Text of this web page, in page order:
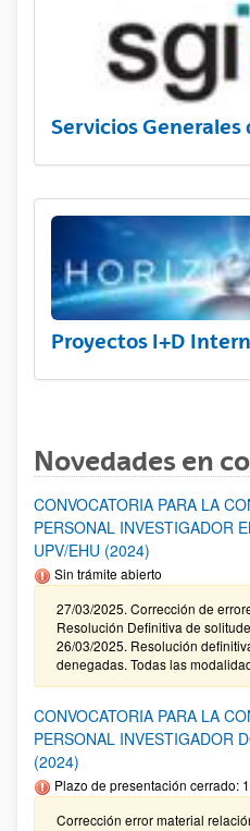
Servicios
Proyectos I+D
Novedades en
CONVOCATORIA PARA LA
PERSONAL INVESTIGADOR
UPV/EHU (2024)
Sin trámite abierto
27/03/2025. Corrección de
Resolución Definitiva de
26/03/2025. Resolución
denegadas. Todas las
CONVOCATORIA PARA LA
PERSONAL INVESTIGADOR
(2024)
Plazo de presentación cerrado:
Corrección error material